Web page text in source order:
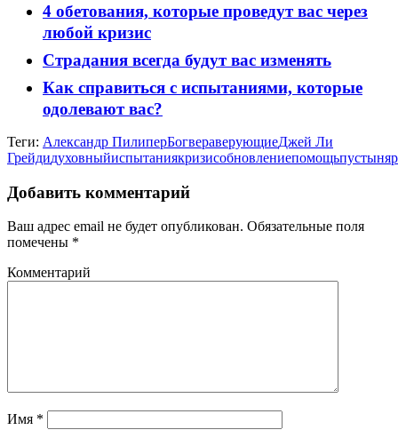
4 обетования, которые проведут вас через
любой кризис
Страдания всегда будут вас изменять
Как справиться с испытаниями, которые
одолевают вас?
Теги: Александр ПилиперБогвераверующиеДжей Ли
Грейдидуховныйиспытаниякризисобновлениепомощьпустыня
Добавить комментарий
Ваш адрес email не будет опубликован. Обязательные поля
помечены *
Комментарий
Имя *